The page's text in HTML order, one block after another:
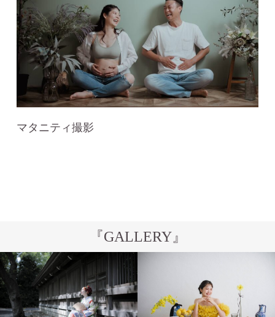
マタニティ撮影
『GALLERY』